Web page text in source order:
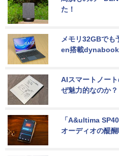
た！
メモリ32GBでも
en搭載dynabook
AIスマートノー
ぜ魅力的なのか？
「A&ultima
オーディオの醍